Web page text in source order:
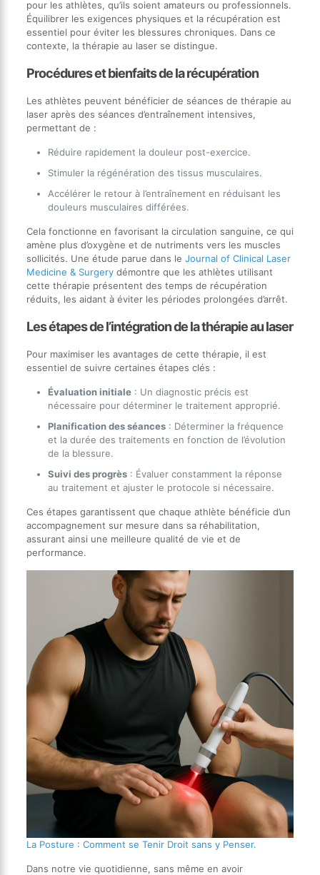
pour les athlètes, qu’ils soient amateurs ou professionnels.
Équilibrer les exigences physiques et la récupération est
essentiel pour éviter les blessures chroniques. Dans ce
contexte, la thérapie au laser se distingue.
Procédures et bienfaits de la récupération
Les athlètes peuvent bénéficier de séances de thérapie au
laser après des séances d’entraînement intensives,
permettant de :
Réduire rapidement la douleur post-exercice.
Stimuler la régénération des tissus musculaires.
Accélérer le retour à l’entraînement en réduisant les
douleurs musculaires différées.
Cela fonctionne en favorisant la circulation sanguine, ce qui
amène plus d’oxygène et de nutriments vers les muscles
sollicités. Une étude parue dans le Journal of Clinical Laser
Medicine & Surgerydémontre que les athlètes utilisant
cette thérapie présentent des temps de récupération
réduits, les aidant à éviter les périodes prolongées d’arrêt.
Les étapes de l’intégration de la thérapie au laser
Pour maximiser les avantages de cette thérapie, il est
essentiel de suivre certaines étapes clés :
Évaluation initiale: Un diagnostic précis est
nécessaire pour déterminer le traitement approprié.
Planification des séances: Déterminer la fréquence
et la durée des traitements en fonction de l’évolution
de la blessure.
Suivi des progrès: Évaluer constamment la réponse
au traitement et ajuster le protocole si nécessaire.
Ces étapes garantissent que chaque athlète bénéficie d’un
accompagnement sur mesure dans sa réhabilitation,
assurant ainsi une meilleure qualité de vie et de
performance.
La Posture : Comment se Tenir Droit sans y Penser.
Dans notre vie quotidienne, sans même en avoir